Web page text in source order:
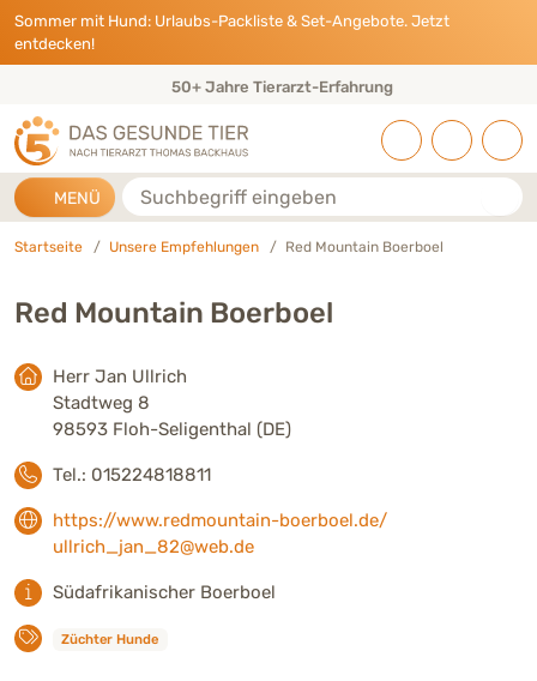
Direkt zu:
INHALT
HAUPTMENÜ
FOOTER
Sommer mit Hund: Urlaubs-Packliste & Set-Angebote. Jetzt
entdecken!
50+ Jahre Tierarzt-Erfahrung
MENÜ Suche
Startseite Unsere Empfehlungen Red Mountain Boerboel
Red Mountain Boerboel
Herr Jan Ullrich
Stadtweg 8
98593 Floh-Seligenthal (DE)
Tel.: 015224818811
https://www.redmountain-boerboel.de/
ullrich_jan_82@web.de
Südafrikanischer Boerboel
Züchter Hunde